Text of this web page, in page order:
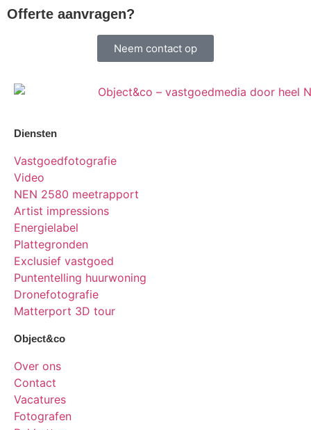
Offerte aanvragen?
Neem contact op
Diensten
Vastgoedfotografie
Video
NEN 2580 meetrapport
Artist impressions
Energielabel
Plattegronden
Exclusief vastgoed
Puntentelling huurwoning
Dronefotografie
Matterport 3D tour
Object&co
Over ons
Contact
Vacatures
Fotografen